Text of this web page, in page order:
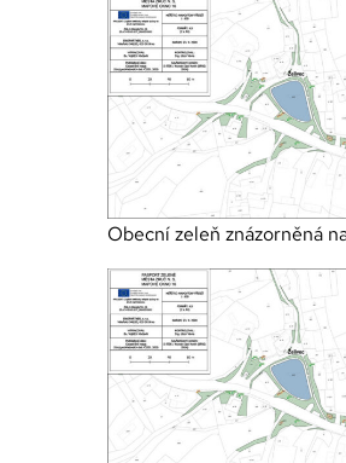
Obecní zeleň znázorněná